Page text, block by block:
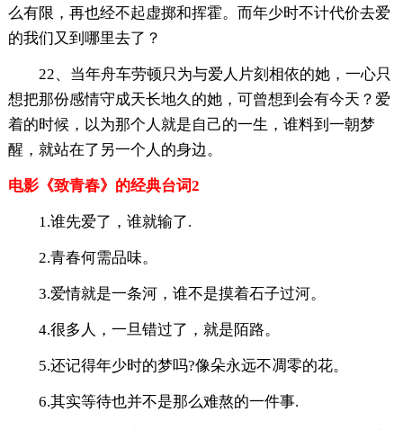
么有限，再也经不起虚掷和挥霍。而年少时不计代价去爱
的我们又到哪里去了？
22、当年舟车劳顿只为与爱人片刻相依的她，一心只
想把那份感情守成天长地久的她，可曾想到会有今天？爱
着的时候，以为那个人就是自己的一生，谁料到一朝梦
醒，就站在了另一个人的身边。
电影《致青春》的经典台词2
1.谁先爱了，谁就输了.
2.青春何需品味。
3.爱情就是一条河，谁不是摸着石子过河。
4.很多人，一旦错过了，就是陌路。
5.还记得年少时的梦吗?像朵永远不凋零的花。
6.其实等待也并不是那么难熬的一件事.